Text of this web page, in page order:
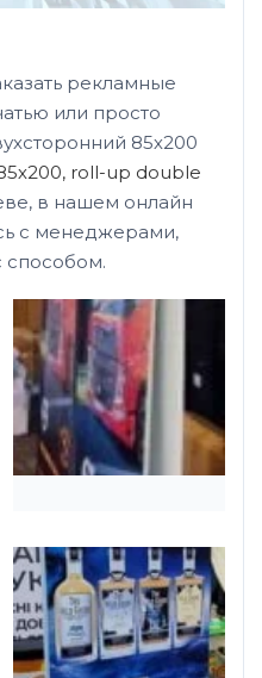
рекламные
или просто
85х200
roll-up double
в нашем онлайн
с менеджерами,